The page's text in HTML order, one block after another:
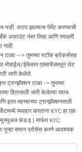
नाही. वाटप झाल्यास पेमेंट करण्याची
अकाउंट नंबर लिहा आणि स्वाक्षरी
--> तुमच्या स्टॉक ब्रोकर्ससह
मोबाईल/ईमेलवर एक्सचेंजमधून थेट
जारी केलेले.
ट्रान्झॅक्शन टाळा -> तुमच्या
हितासाठी जारी केलेल्या त्याच
महत्त्वाच्या ट्रान्झॅक्शनसाठी
व्यवहार करताना KYC हा एक
फंड इ.) मार्फत KYC
पुन्हा समान प्रोसेस करणे आवश्यक